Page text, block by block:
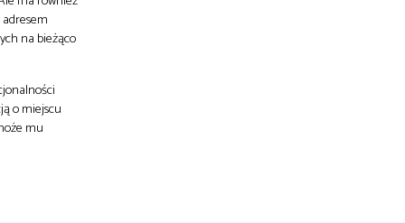
na bieżąco
o miejscu
mu